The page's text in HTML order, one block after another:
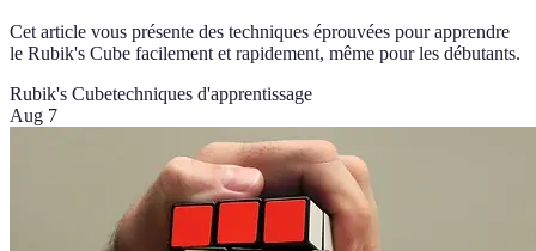
Cet article vous présente des techniques éprouvées pour apprendre
le Rubik's Cube facilement et rapidement, même pour les débutants.
Rubik's Cubetechniques d'apprentissage
Aug 7